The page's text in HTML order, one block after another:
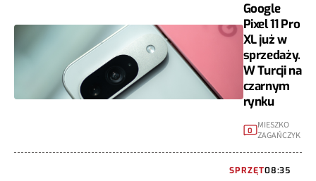
Google
Pixel 11 Pro
XL już w
sprzedaży.
W Turcji na
czarnym
rynku
0 MIESZKO
ZAGAŃCZYK
SPRZĘT08:35